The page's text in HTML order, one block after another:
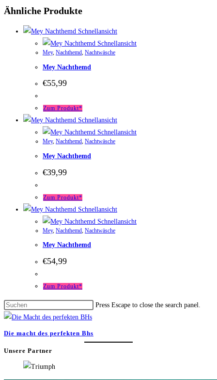
Ähnliche Produkte
Schnellansicht
Schnellansicht
Mey, Nachthemd, Nachtwäsche
Mey Nachthemd
€55,99
Zum Produkt*
Schnellansicht
Schnellansicht
Mey, Nachthemd, Nachtwäsche
Mey Nachthemd
€39,99
Zum Produkt*
Schnellansicht
Schnellansicht
Mey, Nachthemd Nachtwäsche
Mey Nachthemd
€54,99
Zum Produkt*
Press Escape to close the search panel.
Die macht des perfekten Bhs
Unsere Partner